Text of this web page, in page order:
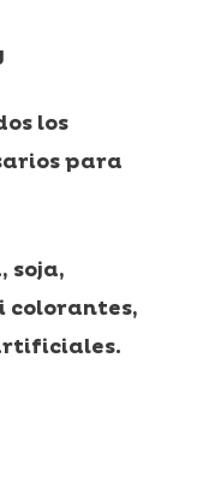
los
para
soja,
colorantes,